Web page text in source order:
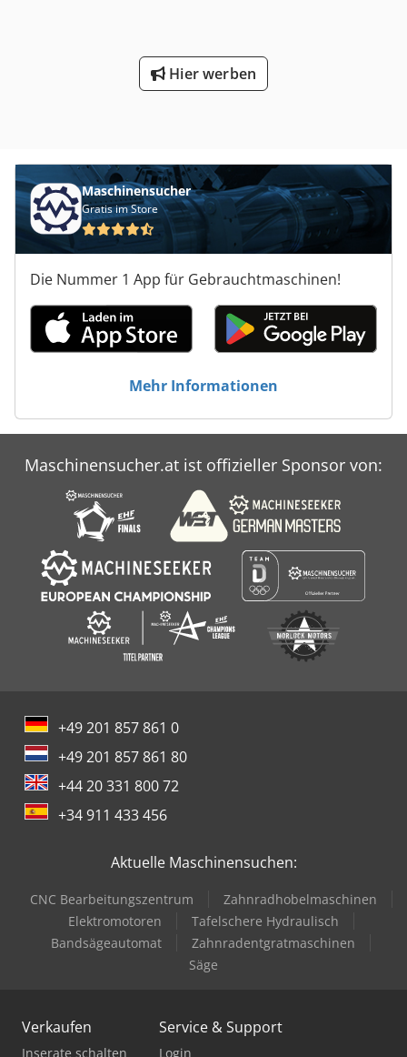
Hier werben
Maschinensucher
Gratis im Store
Die Nummer 1 App für Gebrauchtmaschinen!
Mehr Informationen
Maschinensucher.at ist offizieller Sponsor von:
+49 201 857 861 0
+49 201 857 861 80
+44 20 331 800 72
+34 911 433 456
Aktuelle Maschinensuchen:
CNC Bearbeitungszentrum
Zahnradhobelmaschinen
Elektromotoren
Tafelschere Hydraulisch
Bandsägeautomat
Zahnradentgratmaschinen
Säge
Verkaufen
Inserate schalten
Service & Support
Login